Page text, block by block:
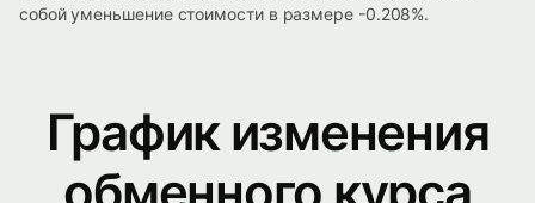
собой уменьшение стоимости в размере -0.208%.
График изменения